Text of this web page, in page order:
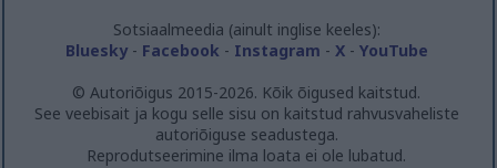
Sotsiaalmeedia (ainult inglise keeles):
Bluesky- Facebook - Instagram - X- YouTube
© Autoriõigus 2015-2026. Kõik õigused kaitstud.
See veebisait ja kogu selle sisu on kaitstud rahvusvaheliste
autoriõiguse seadustega.
Reprodutseerimine ilma loata ei ole lubatud.